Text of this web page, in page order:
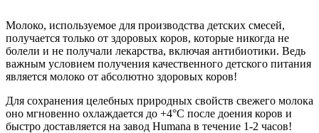
Молоко, используемое для производства детских смесей,
получается только от здоровых коров, которые никогда не
болели и не получали лекарства, включая антибиотики. Ведь
важным условием получения качественного детского питания
является молоко от абсолютно здоровых коров!
Для сохранения целебных природных свойств свежего молока
оно мгновенно охлаждается до +4°C после доения коров и
быстро доставляется на завод Humana в течение 1-2 часов!